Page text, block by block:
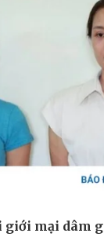
Thị trường
Giá vàng
Tiêu dùng
Tỷ giá